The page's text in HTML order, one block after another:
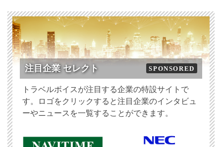
注目企業 セレクト SPONSORED
トラベルボイスが注目する企業の特設サイトで
す。ロゴをクリックすると注目企業のインタビュ
ーやニュースを一覧することができます。